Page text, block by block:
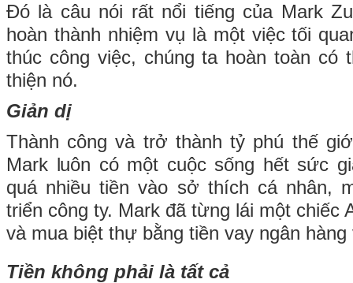
Đó là câu nói rất nổi tiếng của Mark
hoàn thành nhiệm vụ là một việc tối
thúc công việc, chúng ta hoàn toàn có
thiện nó.
Giản dị
Thành công và trở thành tỷ phú thế
Mark luôn có một cuộc sống hết sức
quá nhiều tiền vào sở thích cá nhân,
triển công ty. Mark đã từng lái một chiếc
và mua biệt thự bằng tiền vay ngân
Tiền không phải là tất cả